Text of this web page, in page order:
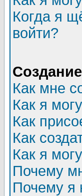
Когда я
войти?
Как мне
Как я
Как
Как
Как я
Почему
Почему я